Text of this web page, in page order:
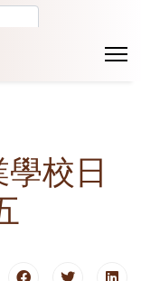
校日